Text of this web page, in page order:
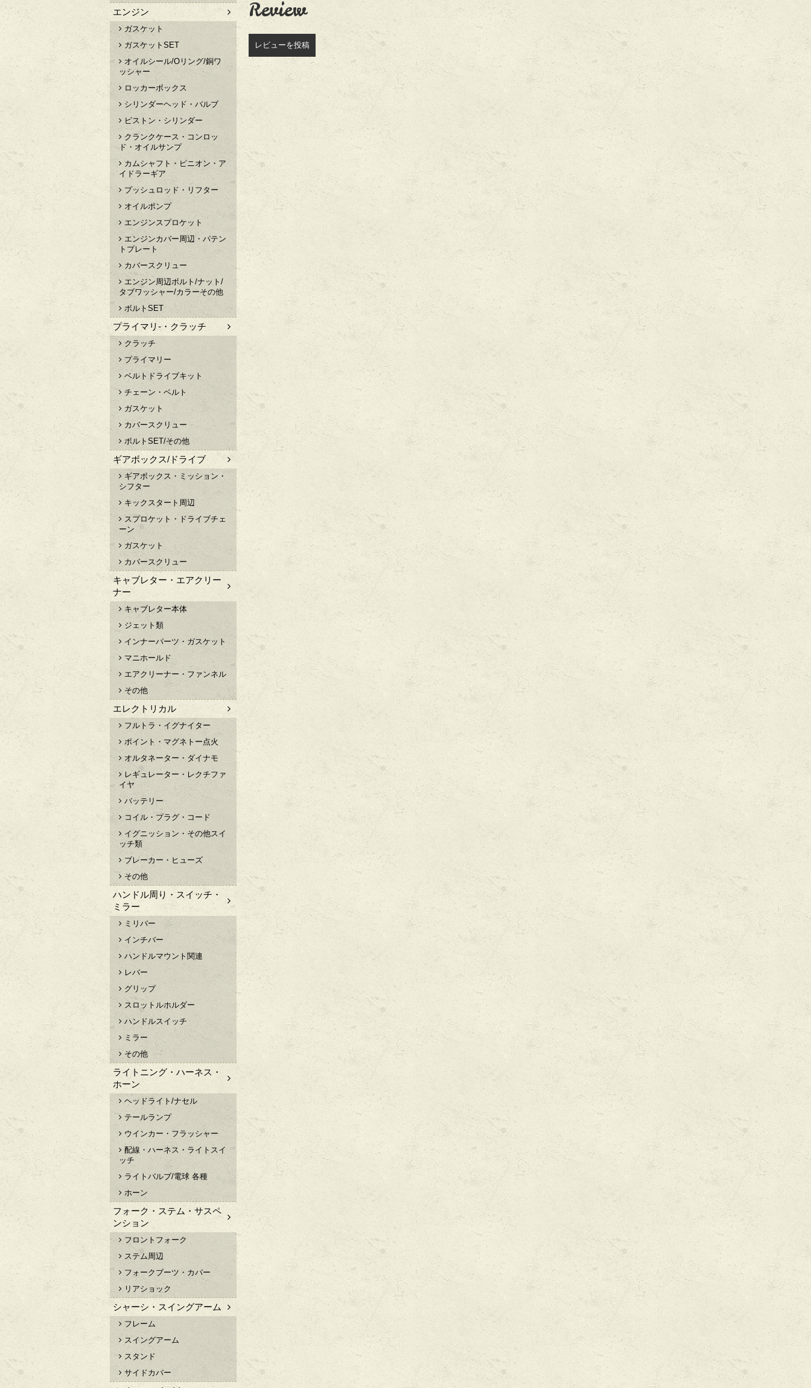
Review
レビューを投稿
エンジン
ガスケット
ガスケットSET
オイルシール/Oリング/銅ワ
ッシャー
ロッカーボックス
シリンダーヘッド・バルブ
ピストン・シリンダー
クランクケース・コンロッ
ド・オイルサンプ
カムシャフト・ピニオン・ア
イドラーギア
プッシュロッド・リフター
オイルポンプ
エンジンスプロケット
エンジンカバー周辺・パテン
トプレート
カバースクリュー
エンジン周辺ボルト/ナット/
タブワッシャー/カラーその他
ボルトSET
プライマリ-・クラッチ
クラッチ
プライマリー
ベルトドライブキット
チェーン・ベルト
ガスケット
カバースクリュー
ボルトSET/その他
ギアボックス/ドライブ
ギアボックス・ミッション・
シフター
キックスタート周辺
スプロケット・ドライブチェ
ーン
ガスケット
カバースクリュー
キャブレター・エアクリー
ナー
キャブレター本体
ジェット類
インナーパーツ・ガスケット
マニホールド
エアクリーナー・ファンネル
その他
エレクトリカル
フルトラ・イグナイター
ポイント・マグネトー点火
オルタネーター・ダイナモ
レギュレーター・レクチファ
イヤ
バッテリー
コイル・プラグ・コード
イグニッション・その他スイ
ッチ類
ブレーカー・ヒューズ
その他
ハンドル周り・スイッチ・
ミラー
ミリバー
インチバー
ハンドルマウント関連
レバー
グリップ
スロットルホルダー
ハンドルスイッチ
ミラー
その他
ライトニング・ハーネス・
ホーン
ヘッドライト/ナセル
テールランプ
ウインカー・フラッシャー
配線・ハーネス・ライトスイ
ッチ
ライトバルブ/電球 各種
ホーン
フォーク・ステム・サスペ
ンション
フロントフォーク
ステム周辺
フォークブーツ・カバー
リアショック
シャーシ・スイングアーム
フレーム
スイングアーム
スタンド
サイドカバー